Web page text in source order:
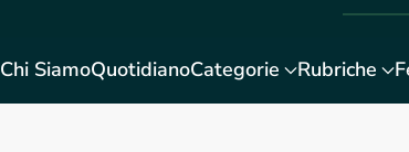
Chi SiamoQuotidianoCategorie Rubriche